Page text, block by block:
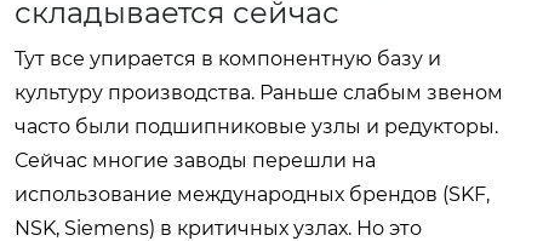
складывается сейчас
Тут все упирается в компонентную базу и
культуру производства. Раньше слабым звеном
часто были подшипниковые узлы и редукторы.
Сейчас многие заводы перешли на
использование международных брендов (SKF,
NSK, Siemens) в критичных узлах. Но это